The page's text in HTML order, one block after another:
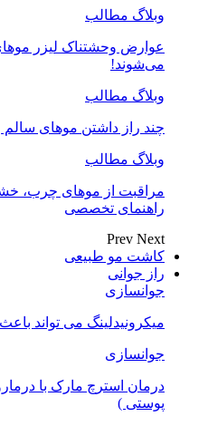
وبلاگ مطالب
عوارض وحشتناک لیزر
می‌شوند!
وبلاگ مطالب
چند راز داشتن موهای
وبلاگ مطالب
مراقبت از موهای چرب،
راهنمای تخصصی
Prev Next
کاشت مو طبیعی
راز جوانی
جوانسازی
میکرونیدلینگ می تواند
جوانسازی
درمان استرچ مارک با
پوستی )